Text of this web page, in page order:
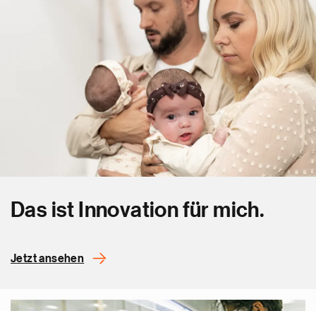
Das ist Innovation für mich.
Jetzt ansehen